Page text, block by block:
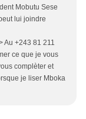
Mobutu Sese
lui joindre
Au +243 81 211
ce que je vous
complèter et
je liser Mboka